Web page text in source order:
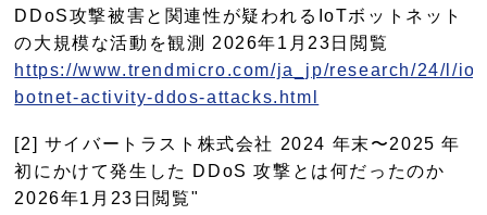
DDoS攻撃被害と関連性が疑われるIoTボットネット
の大規模な活動を観測 2026年1月23日閲覧
https://www.trendmicro.com/ja_jp/research/24/l/
botnet-activity-ddos-attacks.html
[2] サイバートラスト株式会社 2024 年末〜2025 年
初にかけて発生した DDoS 攻撃とは何だったのか
2026年1月23日閲覧"